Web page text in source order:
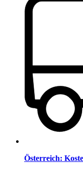
Österreich: